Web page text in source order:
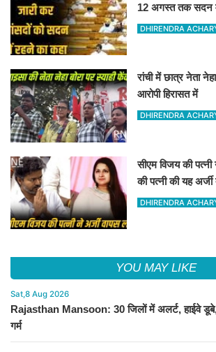
12 अगस्त तक सदन में
DHIRENDRA
रांची में छात्र नेता
आरोपी हिरासत में
DHIRENDRA
सीएम विजय की
की पत्नी की यह
थी
DHIRENDRA
YOU MAY LIKE
Sat,8 Aug 2026
Rajasthan Mansoon: 30 जिलों में अलर्ट, हाईवे
गर्म